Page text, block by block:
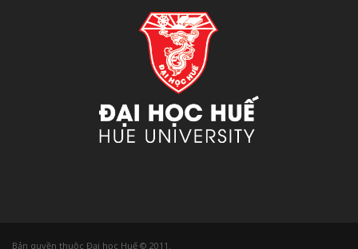
Bản quyền thuộc Đại học Huế © 2011.